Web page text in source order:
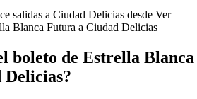
salidas a Ciudad Delicias desde Ver
Blanca Futura a Ciudad Delicias
boleto de Estrella Blanca